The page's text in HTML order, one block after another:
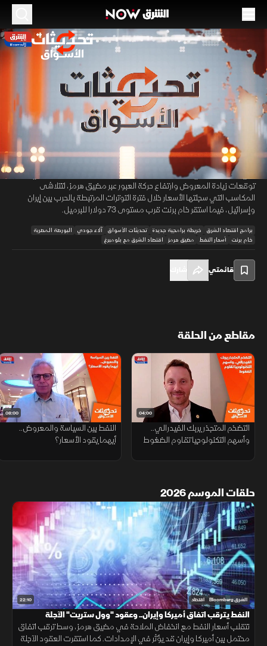
00:12/27:20
البورصة المصرية تغلق على خسائر.. والنفط يمحو
مكاسب حرب إيران
27:20 اقتصاد
تحديثات الأسواق
تكبدت البورصة المصرية خسائر جماعية في ختام التعاملات مع تعرض أغلب
القطاعات لضغوط بيعية، ما دفع مؤشر EGX30 للتراجع إلى أدنى مستوى له
في أسبوعين. وفي الوقت نفسه، واصلت أسعار النفط التراجع مع تنامي
توقعات زيادة المعروض وارتفاع حركة العبور عبر مضيق هرمز، لتتلاشى
المكاسب التي سجلتها الأسعار خلال فترة التوترات المرتبطة بالحرب بين إيران
وإسرائيل، فيما استقر خام برنت قرب مستوى 73 دولارا للبرميل.
برامج اقتصاد الشرق خريطة برامجية جديدة تحديثات الأسواق آلاء جودي
البورصة المصرية
خام برنت
أسعار النفط مضيق هرمز اقتصاد الشرق مع بلومبرغ
قائمتي
مقاطع من الحلقة
04:00
التضخم المتجذر يربك الفيدرالي..
وأسهم التكنولوجيا تقاوم الضغوط
08:00
النفط بين السياسة والمعروض..
أيهما يقود الأسعار؟
حلقات الموسم 2026
22:10 الشرق Bloomberg اقتصاد
النفط يترقب اتفاق أميركا وإيران.. وعقود "وول ستريت" الآجلة
مستقرة
تتقلب أسعار النفط مع انخفاض الملاحة في مضيق هرمز، وسط ترقب اتفاق
محتمل بين أميركا وإيران قد يؤثر في الإمدادات. كما استقرت العقود الآجلة